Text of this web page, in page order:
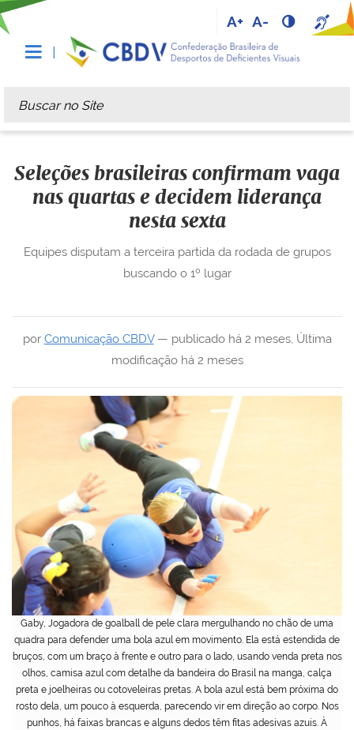
A+ A-
Busca
Busca Avançada…
Gaby, Jogadora de goalball de pele clara mergulhando no chão de uma
quadra para defender uma bola azul em movimento. Ela está estendida de
bruços, com um braço à frente e outro para o lado, usando venda preta nos
olhos, camisa azul com detalhe da bandeira do Brasil na manga, calça
preta e joelheiras ou cotoveleiras pretas. A bola azul está bem próxima do
rosto dela, um pouco à esquerda, parecendo vir em direção ao corpo. Nos
punhos, há faixas brancas e alguns dedos têm fitas adesivas azuis. À
Seleções brasileiras confirmam vaga
nas quartas e decidem liderança
nesta sexta
por Comunicação CBDV— publicado há 2 meses, Última
modificação há 2 meses
Equipes disputam a terceira partida da rodada de grupos
buscando o 1º lugar